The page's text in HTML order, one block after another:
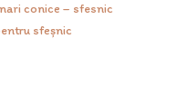
conice – sfesnic
sfeșnic